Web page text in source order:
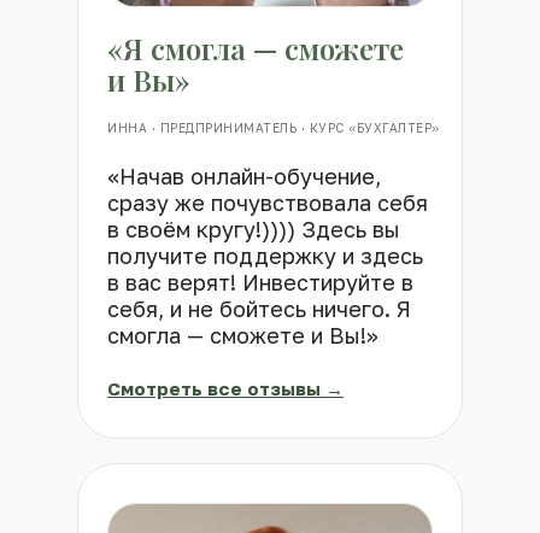
Смотреть все отзывы →
«Начав онлайн-обучение,
сразу же почувствовала себя
в своём кругу!)))) Здесь вы
получите поддержку и здесь
в вас верят! Инвестируйте в
себя, и не бойтесь ничего. Я
смогла — сможете и Вы!»
ИННА · ПРЕДПРИНИМАТЕЛЬ · КУРС «БУХГАЛТЕР»
«Я смогла — сможете
и Вы»